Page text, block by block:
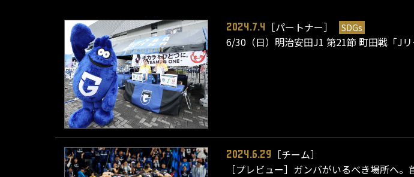
2024.7.4 ［パートナー］ SDGs
6/30（日）明治安田J1 第21節 町田戦「J
2024.6.29
［チーム］
［プレビュー］ガンバがいるべき場所へ